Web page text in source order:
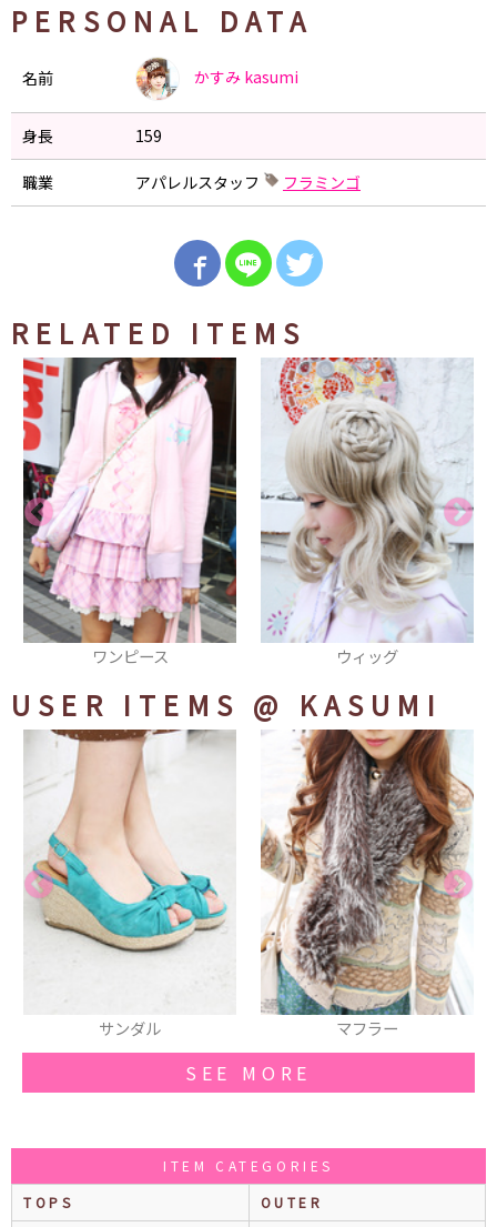
PERSONAL DATA
名前 かすみ kasumi
身長 159
職業 アパレルスタッフ フラミンゴ
RELATED ITEMS
ウィッグ 厚底スニーカー
USER ITEMS @ KASUMI
SEE MORE
ITEM CATEGORIES
TOPS
OUTER